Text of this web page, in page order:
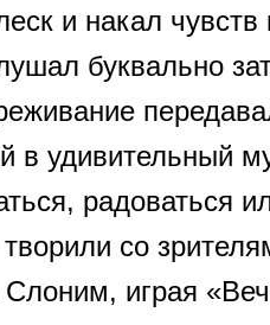
и накал чувств
буквально
в удивительный
радоваться
со
играя